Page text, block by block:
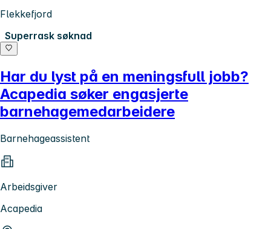
Flekkefjord
Superrask søknad
Har du lyst på en meningsfull jobb?
Acapedia søker engasjerte
barnehagemedarbeidere
Barnehageassistent
Arbeidsgiver
Acapedia